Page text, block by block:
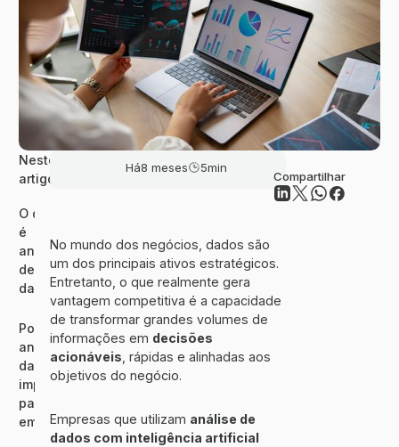
Há8 meses 5min
No mundo dos negócios, dados são
um dos principais ativos estratégicos.
Entretanto, o que realmente gera
vantagem competitiva é a capacidade
de transformar grandes volumes de
informações em decisões
acionáveis , rápidas e alinhadas aos
objetivos do negócio.
Empresas que utilizam análise de
dados com inteligência artificial
Neste
artigo
O que
é
análise
de
dados?
Por que a
análise de
dados é
importante
para
empresas?
Compartilhar